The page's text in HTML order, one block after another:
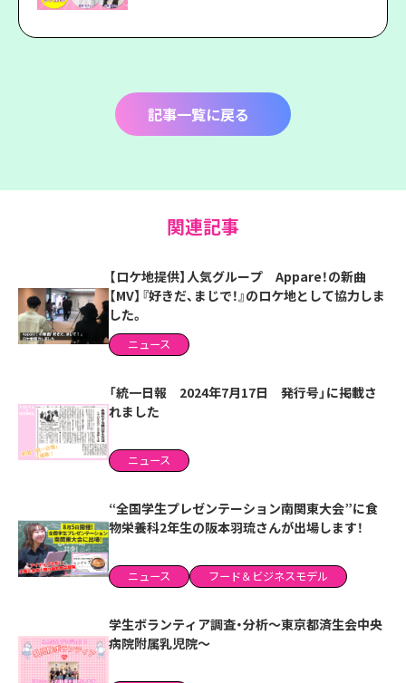
記事一覧に戻る
関連記事
【ロケ地提供】人気グループ Appare！の新曲
【MV】『好きだ、まじで！』のロケ地として協力しま
した。
ニュース
「統一日報 2024年7月17日 発行号」に掲載さ
れました
ニュース
“全国学生プレゼンテーション南関東大会”に食
物栄養科2年生の阪本羽琉さんが出場します！
ニュース フード＆ビジネスモデル
学生ボランティア調査・分析～東京都済生会中央
病院附属乳児院～